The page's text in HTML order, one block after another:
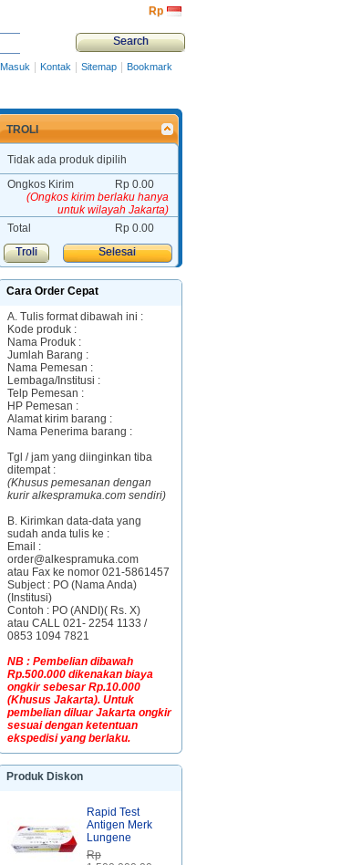
Rp‎
Masuk | Kontak | Sitemap | Bookmark
TROLI
Tidak ada produk dipilih
Ongkos Kirim
Rp‎ 0.00
(Ongkos kirim berlaku hanya
untuk wilayah Jakarta)
Total
Rp‎ 0.00
Troli
Selesai
Cara Order Cepat
A. Tulis format dibawah ini :
Kode produk :
Nama Produk :
Jumlah Barang :
Nama Pemesan :
Lembaga/Institusi :
Telp Pemesan :
HP Pemesan :
Alamat kirim barang :
Nama Penerima barang :
Tgl / jam yang diinginkan tiba
ditempat :
(Khusus pemesanan dengan
kurir alkespramuka.com sendiri)
B. Kirimkan data-data yang
sudah anda tulis ke :
Email :
order@alkespramuka.com
atau Fax ke nomor 021-5861457
Subject : PO (Nama Anda)
(Institusi)
Contoh : PO (ANDI)( Rs. X)
atau CALL 021- 2254 1133 /
0853 1094 7821
NB : Pembelian dibawah
Rp.500.000 dikenakan biaya
ongkir sebesar Rp.10.000
(Khusus Jakarta). Untuk
pembelian diluar Jakarta ongkir
sesuai dengan ketentuan
ekspedisi yang berlaku.
Produk Diskon
Rapid Test
Antigen Merk
Lungene
Rp‎